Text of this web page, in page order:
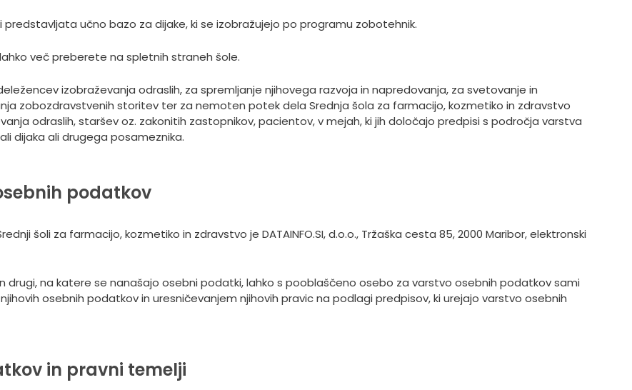
učno bazo za dijake, ki se izobražujejo po programu zobotehnik.
več preberete na spletnih straneh šole.
izobraževanja odraslih, za spremljanje njihovega razvoja in napredovanja, za svetovanje in
zobozdravstvenih storitev ter za nemoten potek dela Srednja šola za farmacijo, kozmetiko in zdravstvo
odraslih, staršev oz. zakonitih zastopnikov, pacientov, v mejah, ki jih določajo predpisi s področja varstva
dijaka ali drugega posameznika.
podatkov
šoli za farmacijo, kozmetiko in zdravstvo je DATAINFO.SI, d.o.o., Tržaška cesta 85, 2000 Maribor, elektronski
drugi, na katere se nanašajo osebni podatki, lahko s pooblaščeno osebo za varstvo osebnih podatkov sami
osebnih podatkov in uresničevanjem njihovih pravic na podlagi predpisov, ki urejajo varstvo osebnih
in pravni temelji